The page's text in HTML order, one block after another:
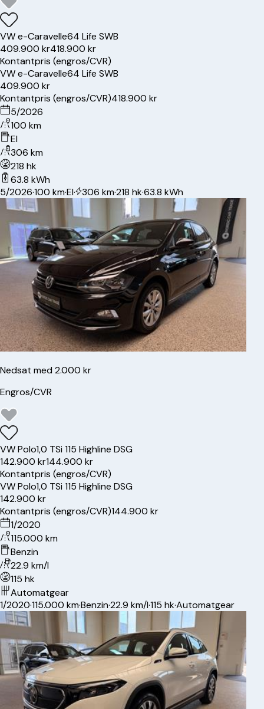
VWe-Caravelle64 Life SWB
409.900 kr418.900 kr
Kontantpris (engros/CVR)
VWe-Caravelle64 Life SWB
409.900 kr
Kontantpris (engros/CVR)418.900 kr
5/2026
100 km
El
306 km
218 hk
63.8 kWh
5/2026·100 km·El· 306 km·218 hk·63.8 kWh
Nedsat med 2.000 kr
Engros/CVR
VWPolo1,0 TSi 115 Highline DSG
142.900 kr144.900 kr
Kontantpris (engros/CVR)
VWPolo1,0 TSi 115 Highline DSG
142.900 kr
Kontantpris (engros/CVR)144.900 kr
1/2020
115.000 km
Benzin
22.9 km/l
115 hk
Automatgear
1/2020·115.000 km·Benzin·22.9 km/l·115 hk·Automatgear